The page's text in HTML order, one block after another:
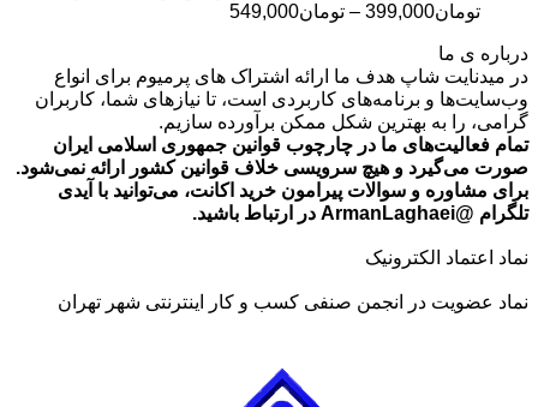
تومان399,000
– تومان549,000
تا
تومان549,000
درباره ی ما
در میدنایت شاپ هدف ما ارائه اشتراک های پرمیوم برای انواع
وب‌سایت‌ها و برنامه‌های کاربردی است، تا نیازهای شما، کاربران
گرامی، را به بهترین شکل ممکن برآورده سازیم.
تمام فعالیت‌های ما در چارچوب قوانین جمهوری اسلامی ایران
صورت می‌گیرد و هیچ سرویسی خلاف قوانین کشور ارائه نمی‌شود.
برای مشاوره و سوالات پیرامون خرید اکانت، می‌توانید با آیدی
تلگرام @ArmanLaghaei در ارتباط باشید.
نماد اعتماد الکترونیک
نماد عضویت در انجمن صنفی کسب و کار اینترنتی شهر تهران